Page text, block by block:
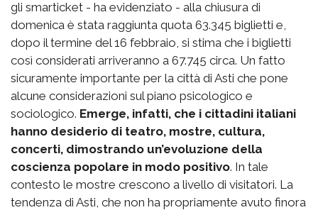
gli smarticket - ha evidenziato - alla chiusura di
domenica è stata raggiunta quota 63.345 biglietti e,
dopo il termine del 16 febbraio, si stima che i biglietti
così considerati arriveranno a 67.745 circa. Un fatto
sicuramente importante per la città di Asti che pone
alcune considerazioni sul piano psicologico e
sociologico. Emerge, infatti, che i cittadini italiani
hanno desiderio di teatro, mostre, cultura,
concerti, dimostrando un’evoluzione della
coscienza popolare in modo positivo. In tale
contesto le mostre crescono a livello di visitatori. La
tendenza di Asti, che non ha propriamente avuto finora